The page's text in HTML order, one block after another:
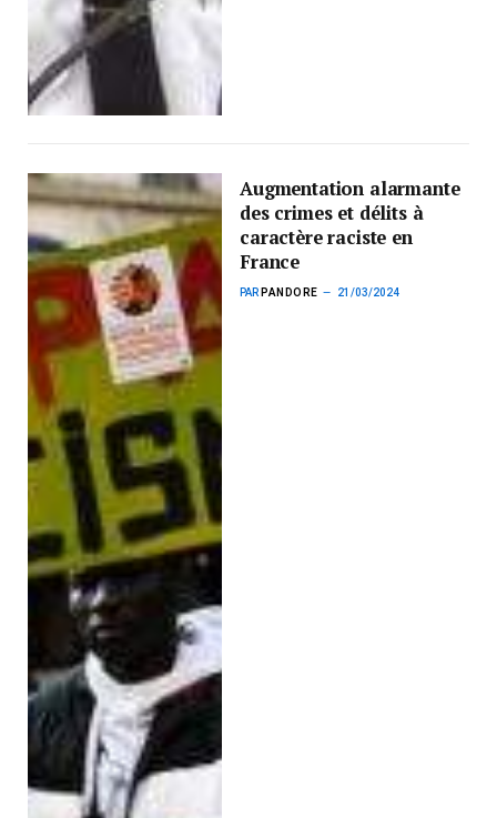
Augmentation alarmante
des crimes et délits à
caractère raciste en
France
PAR PANDORE 21/03/2024